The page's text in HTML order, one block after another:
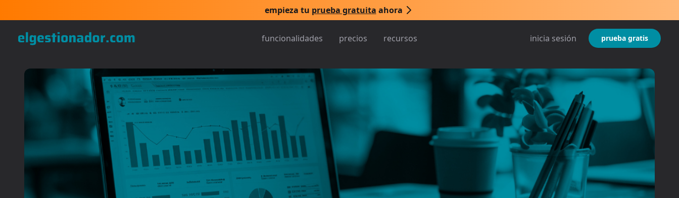
empieza tu prueba gratuita ahora
funcionalidades precios recursos inicia sesión prueba gratis